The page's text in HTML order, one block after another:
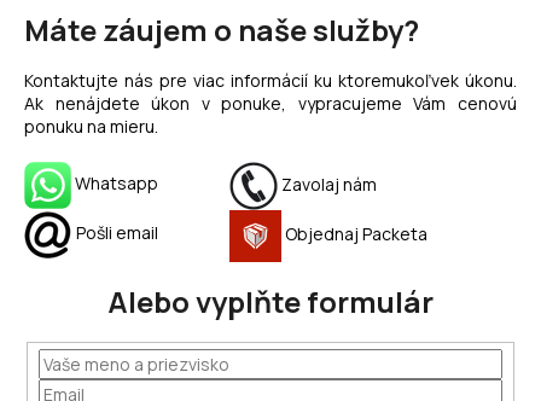
Máte záujem o naše služby?
Kontaktujte nás pre viac informácií ku ktoremukoľvek úkonu.
Ak nenájdete úkon v ponuke, vypracujeme Vám cenovú
ponuku na mieru.
Whatsapp Zavolaj nám
Pošli email Objednaj Packeta
Alebo vyplňte formulár